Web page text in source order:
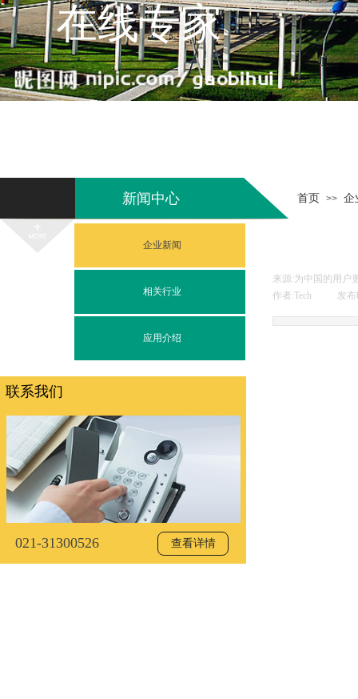
在线专家
查看详情
021-31300526
新闻中心 首页 >> 企
联系我们
企业新闻
相关行业
应用介绍
来源: 为中国的用户
作者:Tech 发